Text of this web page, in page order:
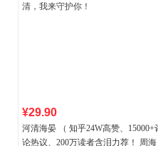
¥29.90
河清海晏 （ 知乎24W高赞、15000+
论热议、200万读者含泪力荐！ 周海